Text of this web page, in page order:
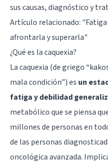
sus causas, diagnóstico y
Artículo relacionado:
afrontarla y superarla"
¿Qué es la caquexia?
La caquexia (de griego
mala condición”) es un
fatiga y debilidad
metabólico que se piensa
millones de personas en
de las personas
oncológica avanzada.